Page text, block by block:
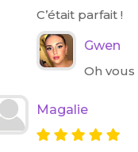
C’était parfait !
Gwen
Oh
Magalie